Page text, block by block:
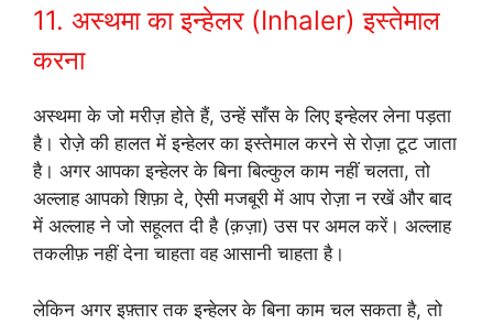
11. अस्थमा का इन्हेलर (Inhaler) इस्तेमाल
करना
अस्थमा के जो मरीज़ होते हैं, उन्हें साँस के लिए इन्हेलर लेना पड़ता
है। रोज़े की हालत में इन्हेलर का इस्तेमाल करने से रोज़ा टूट जाता
है। अगर आपका इन्हेलर के बिना बिल्कुल काम नहीं चलता, तो
अल्लाह आपको शिफ़ा दे, ऐसी मजबूरी में आप रोज़ा न रखें और बाद
में अल्लाह ने जो सहूलत दी है (क़ज़ा) उस पर अमल करें। अल्लाह
तकलीफ़ नहीं देना चाहता वह आसानी चाहता है।
लेकिन अगर इफ़्तार तक इन्हेलर के बिना काम चल सकता है, तो